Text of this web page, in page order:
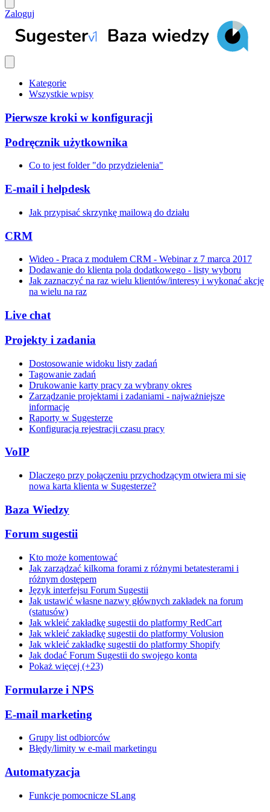
Zaloguj
Kategorie
Wszystkie wpisy
Pierwsze kroki w konfiguracji
Podręcznik użytkownika
Co to jest folder "do przydzielenia"
E-mail i helpdesk
Jak przypisać skrzynkę mailową do działu
CRM
Wideo - Praca z modułem CRM - Webinar z 7 marca 2017
Dodawanie do klienta pola dodatkowego - listy wyboru
Jak zaznaczyć na raz wielu klientów/interesy i wykonać akcję
na wielu na raz
Live chat
Projekty i zadania
Dostosowanie widoku listy zadań
Tagowanie zadań
Drukowanie karty pracy za wybrany okres
Zarządzanie projektami i zadaniami - najważniejsze
informacje
Raporty w Sugesterze
Konfiguracja rejestracji czasu pracy
VoIP
Dlaczego przy połączeniu przychodzącym otwiera mi się
nowa karta klienta w Sugesterze?
Baza Wiedzy
Forum sugestii
Kto może komentować
Jak zarządzać kilkoma forami z różnymi betatesterami i
różnym dostępem
Język interfejsu Forum Sugestii
Jak ustawić własne nazwy głównych zakładek na forum
(statusów)
Jak wkleić zakładkę sugestii do platformy RedCart
Jak wkleić zakładkę sugestii do platformy Volusion
Jak wkleić zakładkę sugestii do platformy Shopify
Jak dodać Forum Sugestii do swojego konta
Pokaż więcej (+23)
Formularze i NPS
E-mail marketing
Grupy list odbiorców
Błędy/limity w e-mail marketingu
Automatyzacja
Funkcje pomocnicze SLang